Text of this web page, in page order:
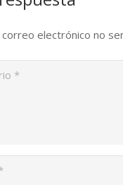
electrónico no